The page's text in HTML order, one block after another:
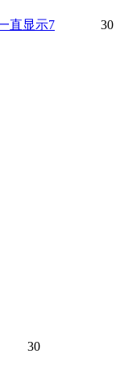
直显示7
30
30